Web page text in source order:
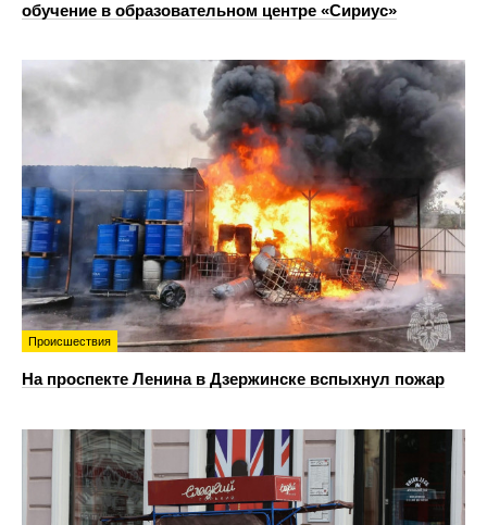
обучение в образовательном центре «Сириус»
Происшествия
На проспекте Ленина в Дзержинске вспыхнул пожар